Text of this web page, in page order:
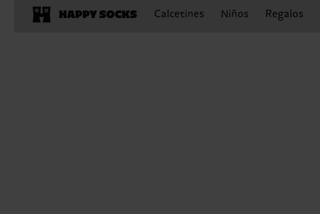
Calcetines Niños Regalos